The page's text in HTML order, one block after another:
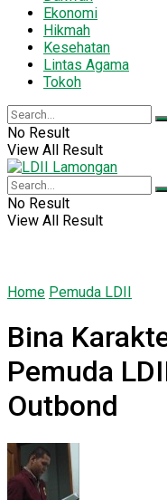
Ekonomi
Hikmah
Kesehatan
Lintas Agama
Tokoh
No Result
View All Result
No Result
View All Result
Home Pemuda LDII
Bina
Pemuda
Outbond